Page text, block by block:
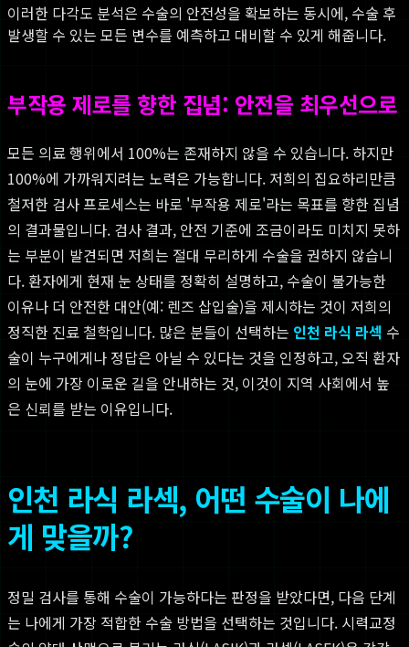
이러한 다각도 분석은 수술의 안전성을 확보하는 동시에, 수술 후
발생할 수 있는 모든 변수를 예측하고 대비할 수 있게 해줍니다.
부작용 제로를 향한 집념: 안전을 최우선으로
모든 의료 행위에서 100%는 존재하지 않을 수 있습니다. 하지만
100%에 가까워지려는 노력은 가능합니다. 저희의 집요하리만큼
철저한 검사 프로세스는 바로 '부작용 제로'라는 목표를 향한 집념
의 결과물입니다. 검사 결과, 안전 기준에 조금이라도 미치지 못하
는 부분이 발견되면 저희는 절대 무리하게 수술을 권하지 않습니
다. 환자에게 현재 눈 상태를 정확히 설명하고, 수술이 불가능한
이유나 더 안전한 대안(예: 렌즈 삽입술)을 제시하는 것이 저희의
정직한 진료 철학입니다. 많은 분들이 선택하는 인천 라식 라섹 수
술이 누구에게나 정답은 아닐 수 있다는 것을 인정하고, 오직 환자
의 눈에 가장 이로운 길을 안내하는 것, 이것이 지역 사회에서 높
은 신뢰를 받는 이유입니다.
인천 라식 라섹, 어떤 수술이 나에
게 맞을까?
정밀 검사를 통해 수술이 가능하다는 판정을 받았다면, 다음 단계
는 나에게 가장 적합한 수술 방법을 선택하는 것입니다. 시력교정